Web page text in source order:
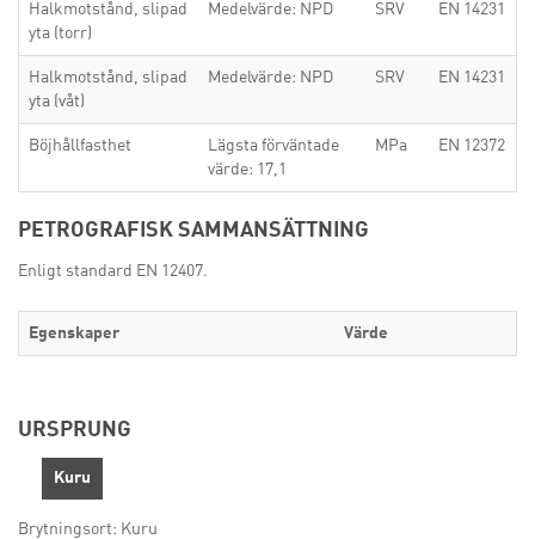
Halkmotstånd, slipad
yta (torr)
Medelvärde: NPD SRV EN 14231
Halkmotstånd, slipad
yta (våt)
Medelvärde: NPD SRV EN 14231
Böjhållfasthet
Lägsta förväntade
värde: 17,1
MPa EN 12372
PETROGRAFISK SAMMANSÄTTNING
Enligt standard EN 12407.
Egenskaper Värde
URSPRUNG
Kuru
Brytningsort: Kuru